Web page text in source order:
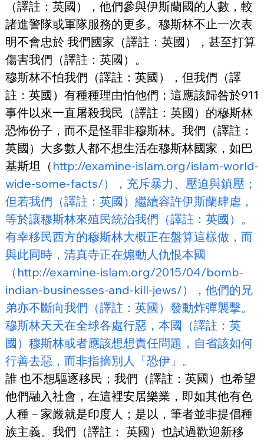
（譯註：英國），他們參與伊斯蘭國的人數，較
諸進警隊或軍隊服務的更多。穆斯林不止一次表
明不會忠於 我們國家（譯註：英國），甚至打算
傷害我們（譯註：英國）。
穆斯林不怕我們（譯註：英國），但我們（譯
註：英國）有種種理由怕他們；這應該歸咎於911
事件以來一直屠殺我民（譯註：英國）的穆斯林
恐怖份子，而不是怪罪非穆斯林。我們（譯註：
英國）大多數人都不想生活在穆斯林國家，如巴
基斯坦（ http://examine-islam.org/islam-world-
wide-some-facts/），充斥暴力、壓迫與鎮壓；
但若我們（譯註：英國）繼續容許伊斯蘭肆虐，
等於讓穆斯林來殖民統治我們（譯註：英國）。
有幸移民西方的穆斯林大概正在盤算這樣做，而
與此同時，清真寺正在煽動人仇恨本國
（http://examine-islam.org/2015/04/bomb-
indian-businesses-and-kill-jews/），他們的兄
弟亦不斷向我們（譯註：英國）發動炸彈襲擊。
穆斯林天天在全球各處行惡，本國（譯註：英
國）穆斯林或者應該想想責任問題，自省該如何
行善去惡，而非指摘別人「恐伊」。
誰 也不想驅逐移民；我們（譯註：英國）也希望
他們融入社會，在這裡安居樂業，即如其他有色
人種－家嚴就是印度人；是以，筆者並非提倡種
族主義。我們（譯註： 英國）也試過歡迎新移